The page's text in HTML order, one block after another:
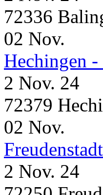
72336
02 Nov.
Hechingen
2 Nov. 24
72379
02 Nov.
2 Nov. 24